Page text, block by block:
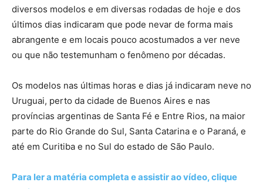
diversos modelos e em diversas rodadas de hoje e dos
últimos dias indicaram que pode nevar de forma mais
abrangente e em locais pouco acostumados a ver neve
ou que não testemunham o fenômeno por décadas.
Os modelos nas últimas horas e dias já indicaram neve no
Uruguai, perto da cidade de Buenos Aires e nas
províncias argentinas de Santa Fé e Entre Rios, na maior
parte do Rio Grande do Sul, Santa Catarina e o Paraná, e
até em Curitiba e no Sul do estado de São Paulo.
Para ler a matéria completa e assistir ao vídeo, clique